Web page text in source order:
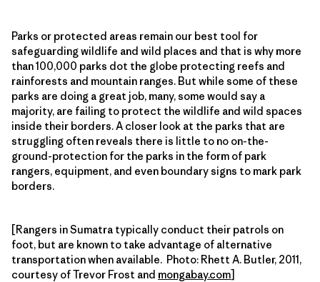
Parks or protected areas remain our best tool for
safeguarding wildlife and wild places and that is why more
than 100,000 parks dot the globe protecting reefs and
rainforests and mountain ranges. But while some of these
parks are doing a great job, many, some would say a
majority, are failing to protect the wildlife and wild spaces
inside their borders. A closer look at the parks that are
struggling often reveals there is little to no on-the-
ground-protection for the parks in the form of park
rangers, equipment, and even boundary signs to mark park
borders.
[Rangers in Sumatra typically conduct their patrols on
foot, but are known to take advantage of alternative
transportation when available. Photo: Rhett A. Butler, 2011,
courtesy of Trevor Frost and mongabay.com]